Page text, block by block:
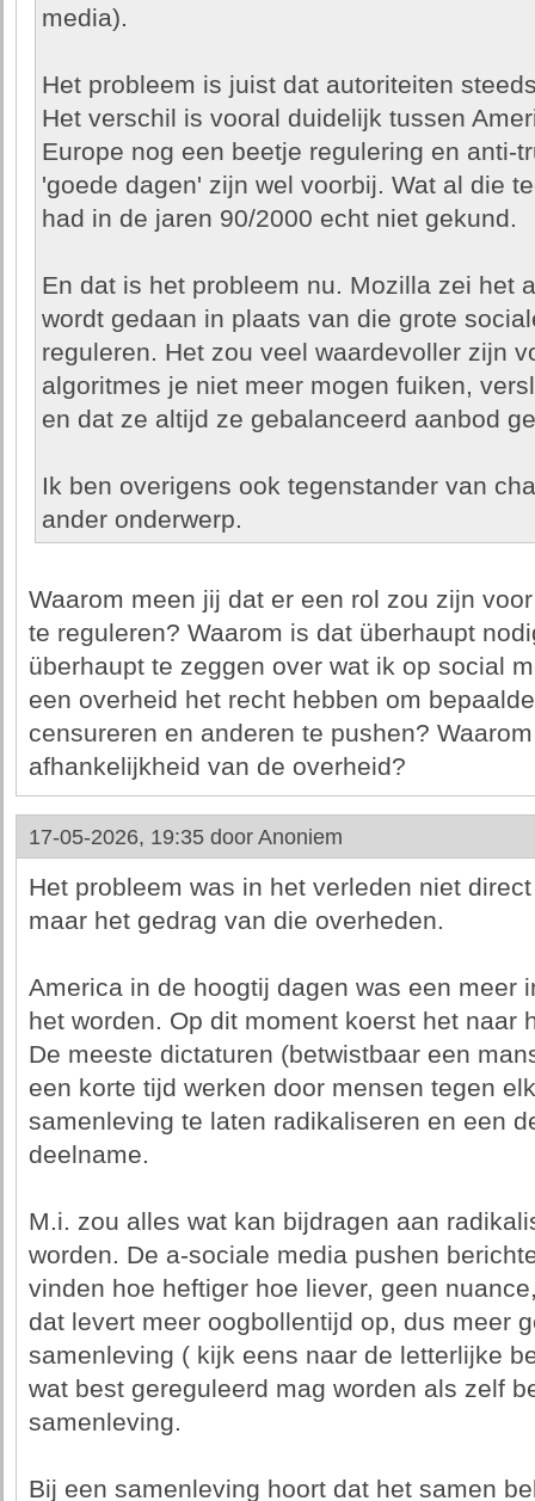
media).
Het probleem is juist dat autoriteiten
Het verschil is vooral duidelijk tussen
Europe nog een beetje regulering en anti-
'goede dagen' zijn wel voorbij. Wat al die
had in de jaren 90/2000 echt niet gekund.
En dat is het probleem nu. Mozilla zei het
wordt gedaan in plaats van die grote
reguleren. Het zou veel waardevoller zijn
algoritmes je niet meer mogen fuiken,
en dat ze altijd ze gebalanceerd aanbod
Ik ben overigens ook tegenstander van
ander onderwerp.
Waarom meen jij dat er een rol zou zijn
te reguleren? Waarom is dat überhaupt
überhaupt te zeggen over wat ik op social
een overheid het recht hebben om
censureren en anderen te pushen?
afhankelijkheid van de overheid?
17-05-2026, 19:35 door Anoniem
Het probleem was in het verleden niet
maar het gedrag van die overheden.
America in de hoogtij dagen was een meer
het worden. Op dit moment koerst het naar
De meeste dictaturen (betwistbaar een
een korte tijd werken door mensen tegen
samenleving te laten radikaliseren en een
deelname.
M.i. zou alles wat kan bijdragen aan
worden. De a-sociale media pushen
vinden hoe heftiger hoe liever, geen
dat levert meer oogbollentijd op, dus meer
samenleving ( kijk eens naar de letterlijke
wat best gereguleerd mag worden als zelf
samenleving.
Bij een samenleving hoort dat het samen